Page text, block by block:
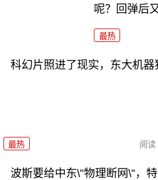
呢？回弹后
最热
科幻片照进了现实，东大机器
最热 阅读
波斯要给中东\"物理断网\"，